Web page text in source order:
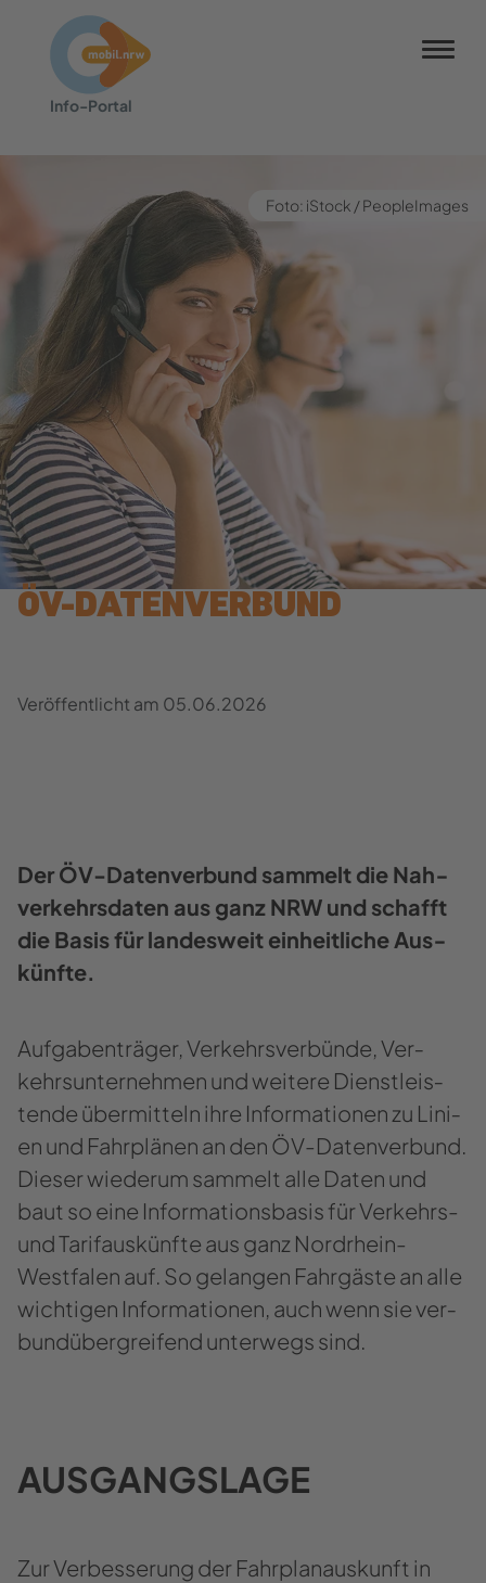
Info-​Portal
NRW-Tarif
Barrierefreiheit
Foto: iStock / Peo­pleI­mages
ÖV-​​DATENVERBUND
Ver­öf­fent­licht am 05.06.2026
Der ÖV-​Datenverbund sam­melt die Nah­
ver­kehrs­da­ten aus ganz NRW und schafft
die Basis für lan­des­weit ein­heit­li­che Aus­
künf­te.
Auf­ga­ben­trä­ger, Ver­kehrs­ver­bün­de, Ver­
kehrs­un­ter­neh­men und wei­te­re Dienst­leis­
ten­de über­mit­teln ihre In­for­ma­tio­nen zu Li­ni­
en und Fahr­plä­nen an den ÖV-​Datenverbund.
Die­ser wie­der­um sam­melt alle Daten und
baut so eine In­for­ma­ti­ons­ba­sis für Verkehrs-​
und Ta­rif­aus­künf­te aus ganz Nordrhein-​
Westfalen auf. So ge­lan­gen Fahr­gäs­te an alle
wich­ti­gen In­for­ma­tio­nen, auch wenn sie ver­
bun­d­über­grei­fend un­ter­wegs sind.
AUS­GANGS­LA­GE
Zur Ver­bes­se­rung der Fahr­plan­aus­kunft in